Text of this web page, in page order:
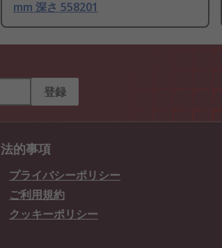
mm 深さ 558201
登録
法的事項
プライバシーポリシー
ご利用規約
クッキーポリシー